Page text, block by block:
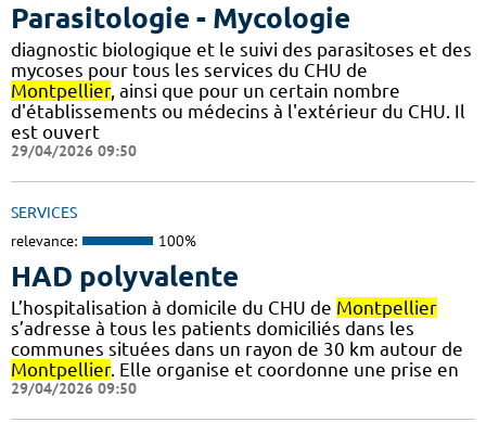
Parasitologie - Mycologie
diagnostic biologique et le suivi des parasitoses et des
mycoses pour tous les services du CHU de
Montpellier, ainsi que pour un certain nombre
d'établissements ou médecins à l'extérieur du CHU. Il
est ouvert
29/04/2026 09:50
SERVICES
relevance: 100%
HAD polyvalente
L’hospitalisation à domicile du CHU de Montpellier
s’adresse à tous les patients domiciliés dans les
communes situées dans un rayon de 30 km autour de
Montpellier. Elle organise et coordonne une prise en
29/04/2026 09:50